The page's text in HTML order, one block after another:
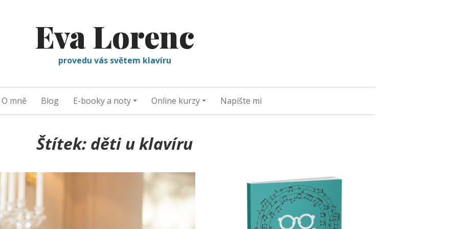
Eva Lorenc
provedu vás světem klavíru
O mně Blog E-booky a noty Online kurzy Napište mi
Štítek: děti u klavíru